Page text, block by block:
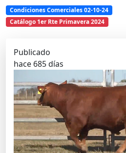
Condiciones Comerciales 02-10-24
Catálogo 1er Rte Primavera 2024
Publicado
hace 685 días